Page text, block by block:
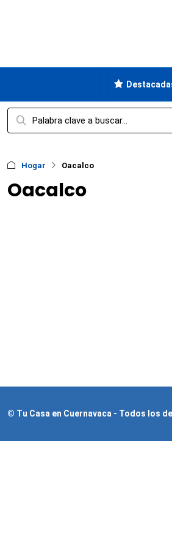
Hogar Oacalco
Oacalco
© Tu Casa en Cuernavaca - Todos los